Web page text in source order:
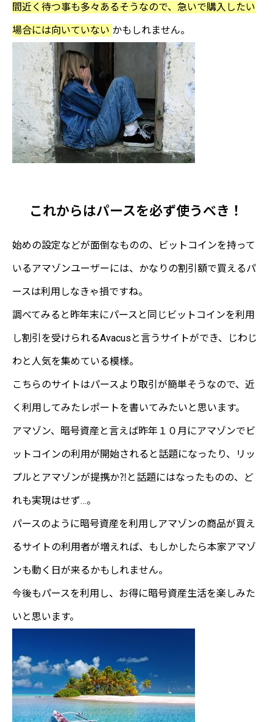
間近く待つ事も多々あるそうなので、急いで購入したい
場合には向いていない かもしれません。
これからはパースを必ず使うべき！
始めの設定などが面倒なものの、ビットコインを持って
いるアマゾンユーザーには、かなりの割引額で買えるパ
ースは利用しなきゃ損ですね。
調べてみると昨年末にパースと同じビットコインを利用
し割引を受けられるAvacusと言うサイトができ、じわじ
わと人気を集めている模様。
こちらのサイトはパースより取引が簡単そうなので、近
く利用してみたレポートを書いてみたいと思います。
アマゾン、暗号資産と言えば昨年１０月にアマゾンでビ
ットコインの利用が開始されると話題になったり、リッ
プルとアマゾンが提携か⁈と話題にはなったものの、ど
れも実現はせず…。
パースのように暗号資産を利用しアマゾンの商品が買え
るサイトの利用者が増えれば、もしかしたら本家アマゾ
ンも動く日が来るかもしれません。
今後もパースを利用し、お得に暗号資産生活を楽しみた
いと思います。